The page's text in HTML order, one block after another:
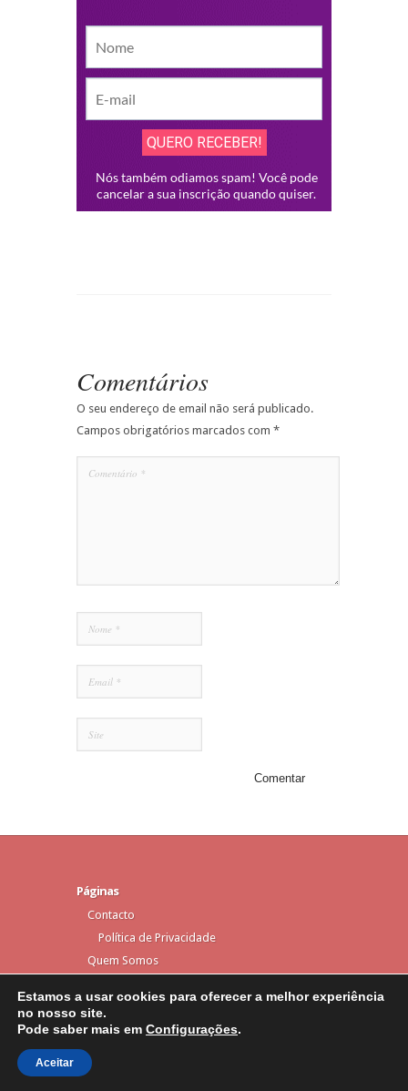
Comentários
O seu endereço de email não será publicado.
Campos obrigatórios marcados com *
Páginas
Contacto
Política de Privacidade
Quem Somos
Elegant Themes| Powered by
WordPress
Estamos a usar cookies para oferecer a melhor experiência
no nosso site.
Pode saber mais em Configurações.
Aceitar